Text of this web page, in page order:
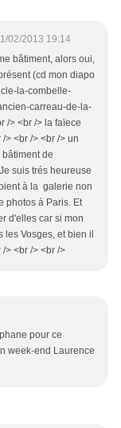
02/2013 19:14
bâtiment, alors oui,
(cd mon diapo
la-combelle-
carreau-de-la-
/> <br /> la faïece
> <br /> <br /> un
de
suis trés heureuse
à la galerie non
photos à Paris. Et
d'elles car si mon
Vosges, et bien il
> <br /> <br />
pour ce
week-end Laurence